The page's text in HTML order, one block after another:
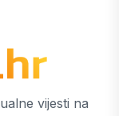
vijesti na